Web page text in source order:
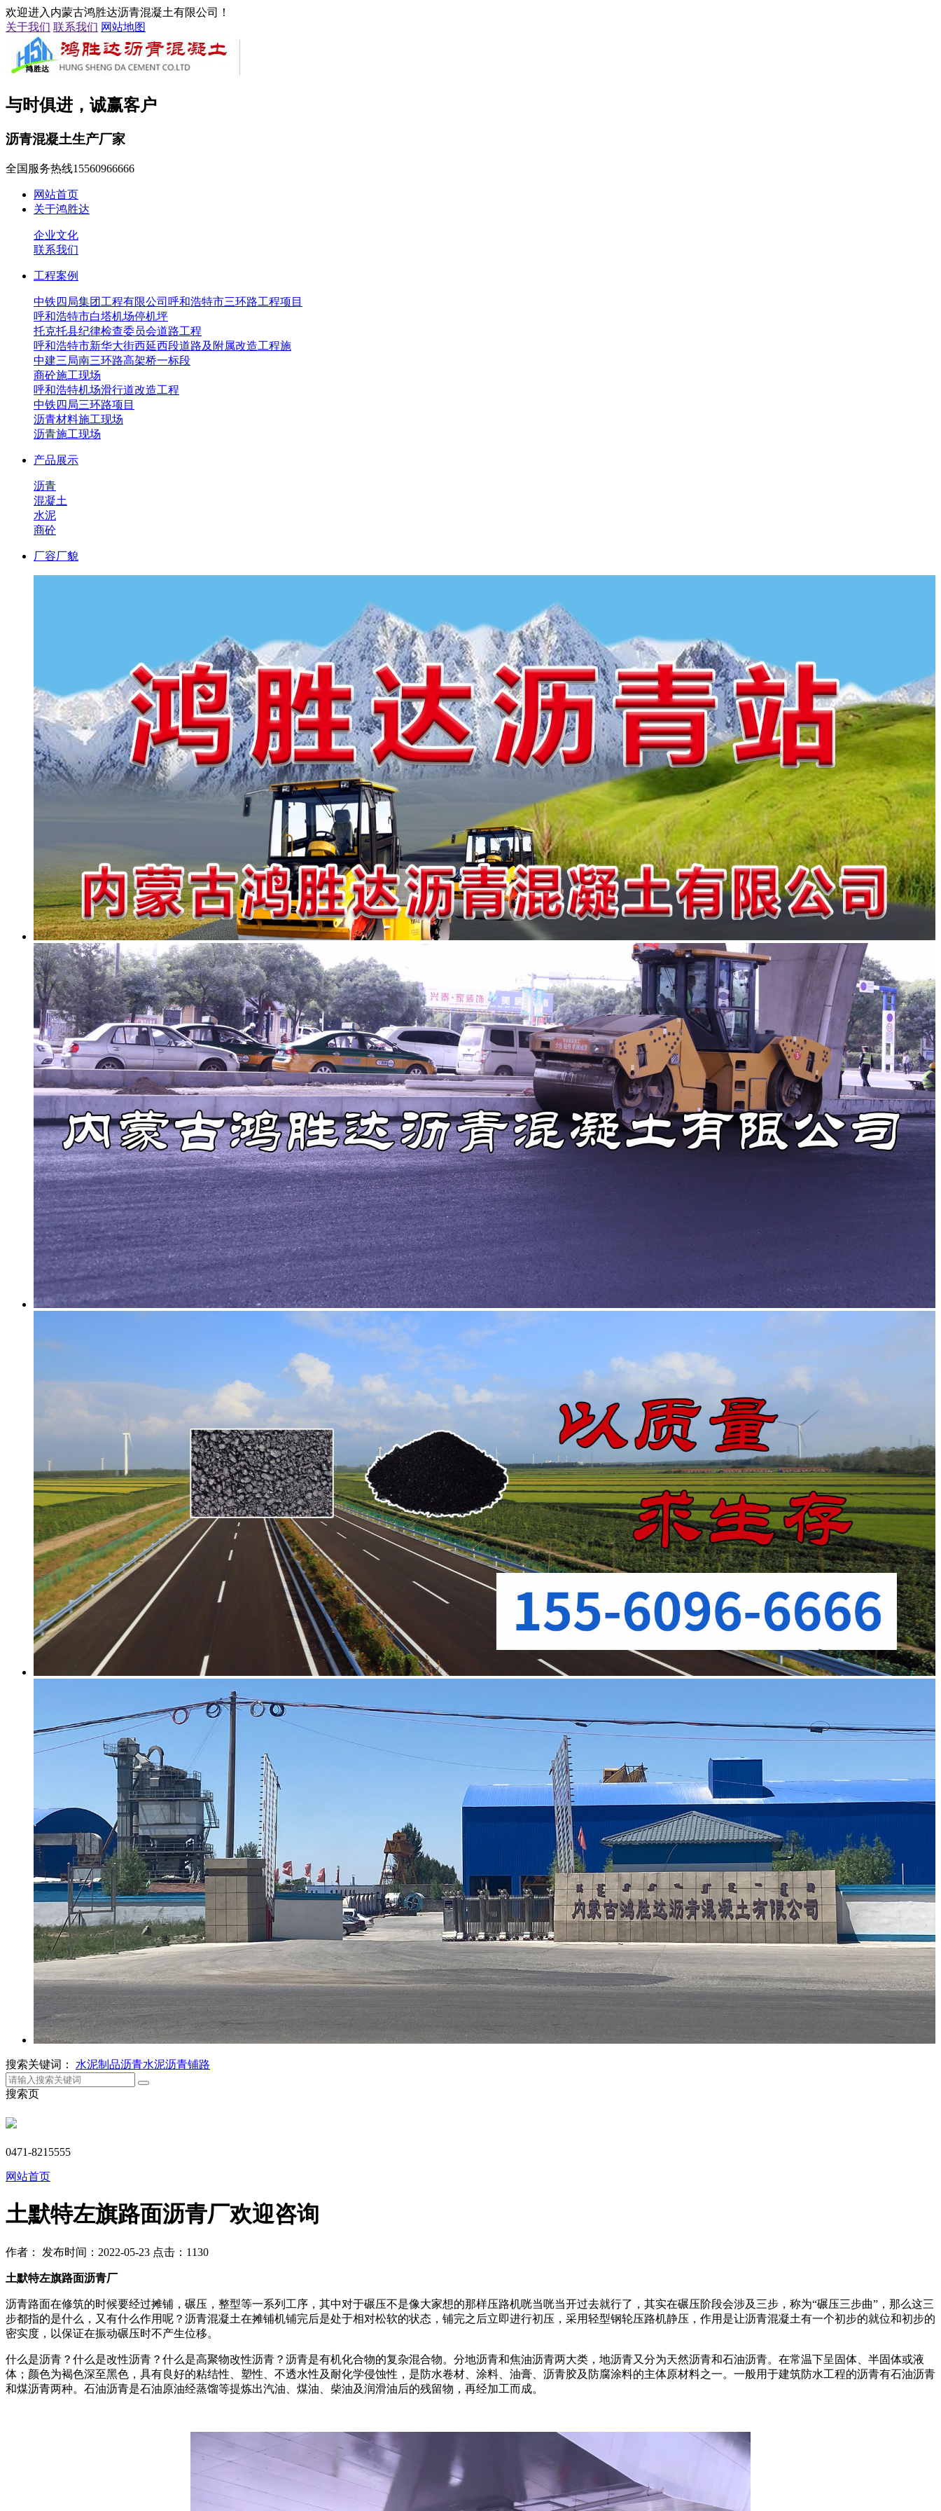
欢迎进入内蒙古鸿胜达沥青混凝土有限公司！
关于我们 联系我们 网站地图
与时俱进，诚赢客户
沥青混凝土生产厂家
全国服务热线15560966666
网站首页
关于鸿胜达
企业文化
联系我们
工程案例
中铁四局集团工程有限公司呼和浩特市三环路工程项目
呼和浩特市白塔机场停机坪
托克托县纪律检查委员会道路工程
呼和浩特市新华大街西延西段道路及附属改造工程施
中建三局南三环路高架桥一标段
商砼施工现场
呼和浩特机场滑行道改造工程
中铁四局三环路项目
沥青材料施工现场
沥青施工现场
产品展示
沥青
混凝土
水泥
商砼
厂容厂貌
搜索关键词： 水泥制品沥青水泥沥青铺路
搜索页
0471-8215555
网站首页
土默特左旗路面沥青厂欢迎咨询
作者： 发布时间：2022-05-23 点击：1130
土默特左旗路面沥青厂
沥青路面在修筑的时候要经过摊铺，碾压，整型等一系列工序，其中对于碾压不是像大家想的那样压路机咣当咣当开过去就行了，其实在碾压阶段会涉及三步，称为“碾压三步曲”，那么这三
步都指的是什么，又有什么作用呢？沥青混凝土在摊铺机铺完后是处于相对松软的状态，铺完之后立即进行初压，采用轻型钢轮压路机静压，作用是让沥青混凝土有一个初步的就位和初步的
密实度，以保证在振动碾压时不产生位移。
什么是沥青？什么是改性沥青？什么是高聚物改性沥青？沥青是有机化合物的复杂混合物。分地沥青和焦油沥青两大类，地沥青又分为天然沥青和石油沥青。在常温下呈固体、半固体或液
体；颜色为褐色深至黑色，具有良好的粘结性、塑性、不透水性及耐化学侵蚀性，是防水卷材、涂料、油膏、沥青胶及防腐涂料的主体原材料之一。一般用于建筑防水工程的沥青有石油沥青
和煤沥青两种。石油沥青是石油原油经蒸馏等提炼出汽油、煤油、柴油及润滑油后的残留物，再经加工而成。